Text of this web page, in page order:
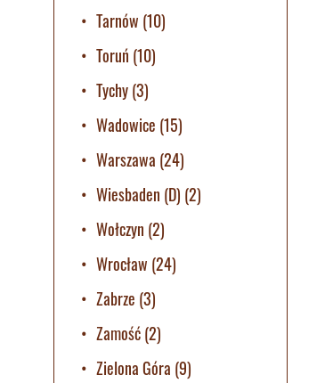
Tarnów (10)
Toruń (10)
Tychy(3)
Wadowice (15)
Warszawa (24)
Wiesbaden (D) (2)
Wołczyn (2)
Wrocław (24)
Zabrze (3)
Zamość(2)
Zielona Góra (9)